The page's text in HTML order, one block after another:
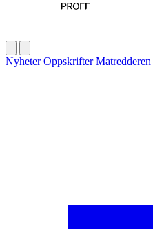
NyheterOppskrifterMatredderen